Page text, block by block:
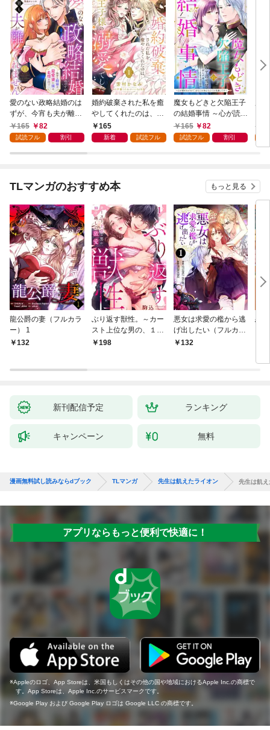
愛のない政略結婚のは
ずが、今宵も夫が離し
てくれません～無骨な
将軍は最愛妻に滾る恋
1話
165 82
試読フル 割引
婚約破棄された私を癒
やしてくれたのは、不
器用王子様の溺愛でし
た【単話売】 1話
165
新着 試読フル
魔女もどきと欠陥王子
の結婚事情 ～心が読め
ちゃうので、あなたの
本心なんてお見通しで
165 82
試読フル 割引
売
TLマンガのおすすめ本 もっと見る
龍公爵の妻（フルカラ
ー） 1
132
ぶり返す獣性。～カー
スト上位な男の、１０
年越しの激愛１
198
悪女は求愛の檻から逃
げ出したい（フルカラ
ー） 1
132
恋
新刊配信予定 ランキング
キャンペーン 無料
漫画無料試し読みならdブック TLマンガ 先生は飢えたライオン 先生は飢
アプリならもっと便利で快適に！
Appleのロゴ、App Storeは、米国もしくはその他の国や地域におけるApple Inc.の商標で
す。App Storeは、Apple Inc.のサービスマークです。
Google Play および Google Play ロゴは Google LLC の商標です。